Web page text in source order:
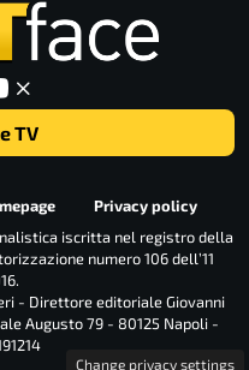
TV
Privacy policy
iscritta nel registro della
numero 106 dell’11
- Direttore editoriale Giovanni
Augusto 79 - 80125 Napoli -
Change privacy settings